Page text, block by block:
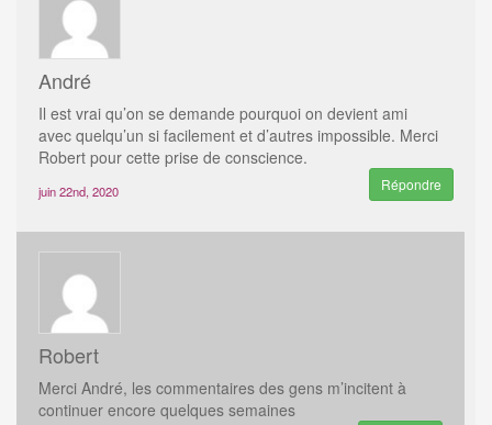
André
Il est vrai qu’on se demande pourquoi on devient ami
avec quelqu’un si facilement et d’autres impossible. Merci
Robert pour cette prise de conscience.
juin 22nd, 2020 Répondre
Robert
Merci André, les commentaires des gens m’incitent à
continuer encore quelques semaines